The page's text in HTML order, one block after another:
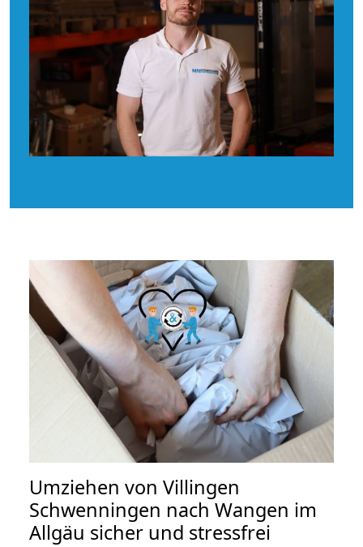
Umziehen von Villingen
Schwenningen nach Wangen im
Allgäu sicher und stressfrei